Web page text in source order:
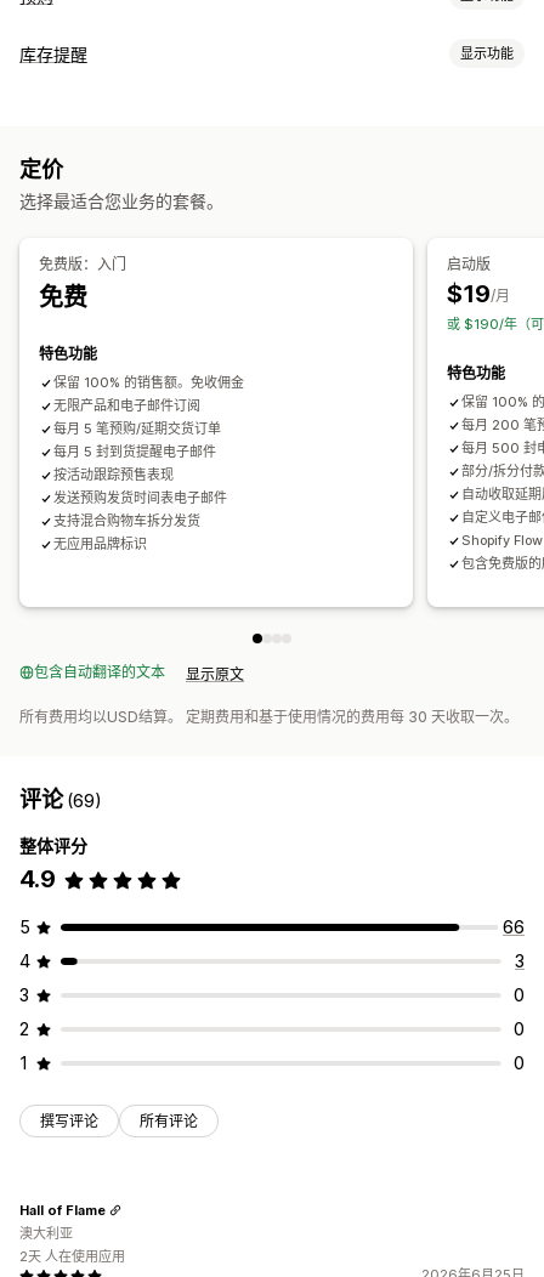
订单类型
按钮
多属性
存款 部分付款
混合购物车
库存提醒 显示功能
自定义提醒
分析和报告
定价
选择最适合您业务的套餐。
免费版：入门
免费
特色功能
保留 100% 的销售额。免收佣金
无限产品和电子邮件订阅
每月 5 笔预购/延期交货订单
每月 5 封到货提醒电子邮件
按活动跟踪预售表现
发送预购发货时间表电子邮件
支持混合购物车拆分发货
无应用品牌标识
启动版
$19/月
或 $190/年（
特色功能
保留 100%
每月 200 笔
每月 500 封
部分/拆分付
自动收取延
自定义电子
Shopify
包含免费版
包含自动翻译的文本 显示原文
所有费用均以USD结算。 定期费用和基于使用情况的费用每 30 天收取一次。
评论(69)
整体评分
4.9
5
66
4
3
3
0
2
0
1
0
撰写评论 所有评论
Hall of Flame
澳大利亚
2天 人在使用应用